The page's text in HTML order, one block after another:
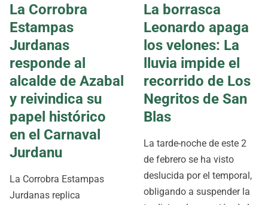
La Corrobra
Estampas
Jurdanas
responde al
alcalde de Azabal
y reivindica su
papel histórico
en el Carnaval
Jurdanu
La Corrobra Estampas
Jurdanas replica
​La borrasca
Leonardo apaga
los velones: La
lluvia impide el
recorrido de Los
Negritos de San
Blas
​La tarde-noche de este 2
de febrero se ha visto
deslucida por el temporal,
obligando a suspender la